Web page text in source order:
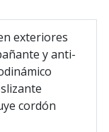
exteriores
y anti-
cordón